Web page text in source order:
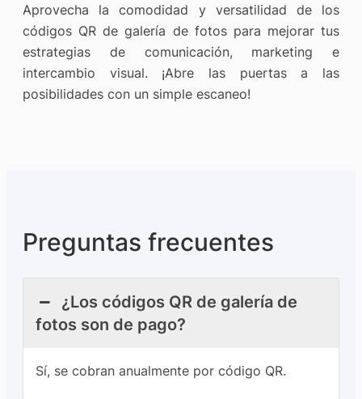
Aprovecha la comodidad y versatilidad de los
códigos QR de galería de fotos para mejorar tus
estrategias de comunicación, marketing e
intercambio visual. ¡Abre las puertas a las
posibilidades con un simple escaneo!
Preguntas frecuentes
¿Los códigos QR de galería de
fotos son de pago?
Sí, se cobran anualmente por código QR.